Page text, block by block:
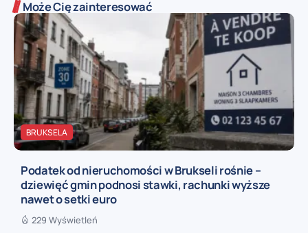
Może Cię zainteresować
BRUKSELA
Podatek od nieruchomości w Brukseli rośnie –
dziewięć gmin podnosi stawki, rachunki wyższe
nawet o setki euro
229 Wyświetleń